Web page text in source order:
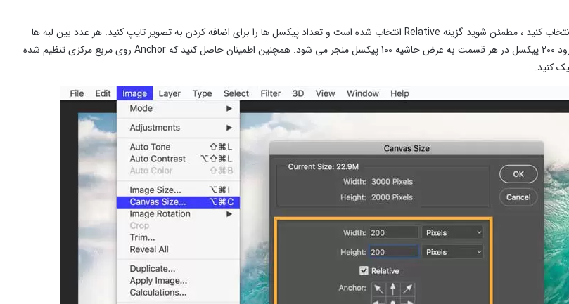
Image> Canvas Size را انتخاب کنید ، مطمئن شوید گزینه Relative انتخاب شده است و تعداد پیکسل ها را برای اضافه کردن به تصویر تایپ کنید. هر عدد بین لبه ها
تقسیم می شود ، بنابراین ورود 200 پیکسل در هر قسمت به عرض حاشیه 100 پیکسل منجر می شود. همچنین اطمینان حاصل کنید که Anchor روی مربع مرکزی تنظیم شده